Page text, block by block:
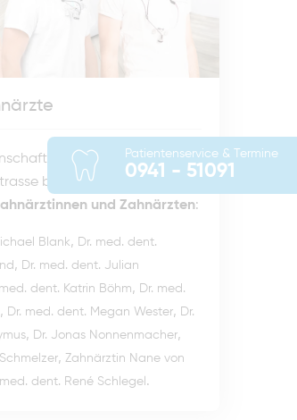
in der
besteht aus
und Zahnärzten:
Blank, Dr. med. dent.
, Dr. med. dent. Julian
dent. Katrin Böhm, Dr. med.
, Dr. med. dent. Megan Wester, Dr.
, Dr. Jonas Nonnenmacher,
, Zahnärztin Nane von
med. dent. René Schlegel .
Patientenservice & Termine
0941 - 51091